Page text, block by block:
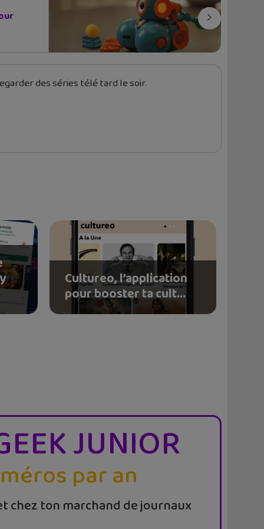
des séries télé tard le soir.
Cultureo, l’application
pour booster ta cult...
JUNIOR
par an
chez ton marchand de journaux